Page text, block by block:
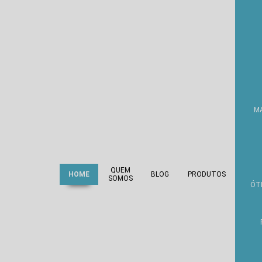
HOME
QUEM
SOMOS
BLOG PRODUTOS